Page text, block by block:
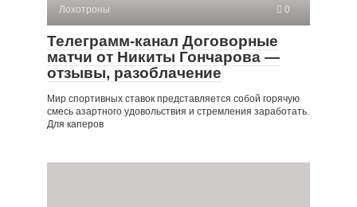
Лохотроны 0
Телеграмм-канал Договорные
матчи от Никиты Гончарова —
отзывы, разоблачение
Мир спортивных ставок представляется собой горячую
смесь азартного удовольствия и стремления заработать.
Для каперов